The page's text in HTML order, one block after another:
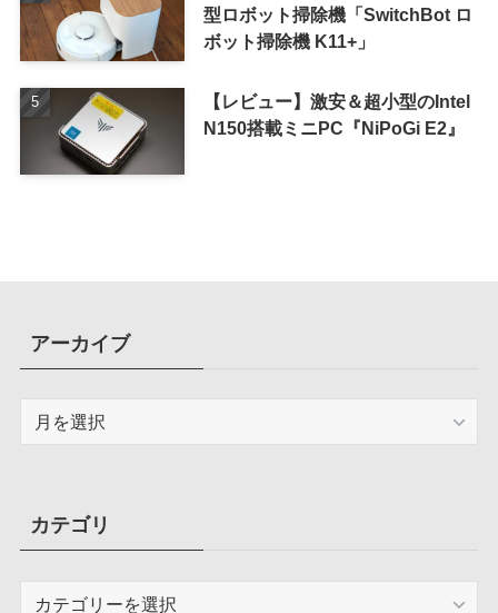
型ロボット掃除機「SwitchBot ロ
ボット掃除機 K11+」
【レビュー】激安＆超小型のIntel
N150搭載ミニPC『NiPoGi E2』
アーカイブ
ブカテゴリ